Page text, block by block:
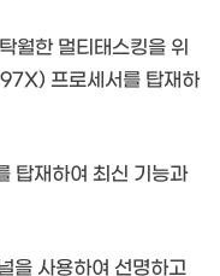
월한 멀티태스킹을 위
프로세서를 탑재하
재하여 최신 기능과
을 사용하여 선명하고